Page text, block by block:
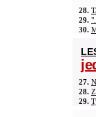
28.
29.
30.
27.
28.
29.